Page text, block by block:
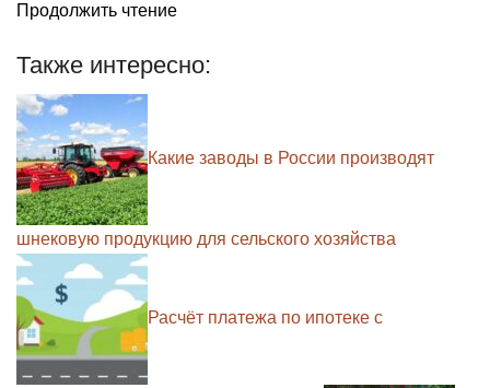
Продолжить чтение
Также интересно:
Какие заводы в России производят
шнековую продукцию для сельского хозяйства
Расчёт платежа по ипотеке с